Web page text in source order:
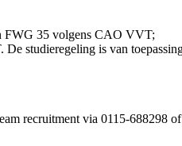
FWG 35 volgens CAO VVT;
studieregeling is van
recruitment via 0115-688298